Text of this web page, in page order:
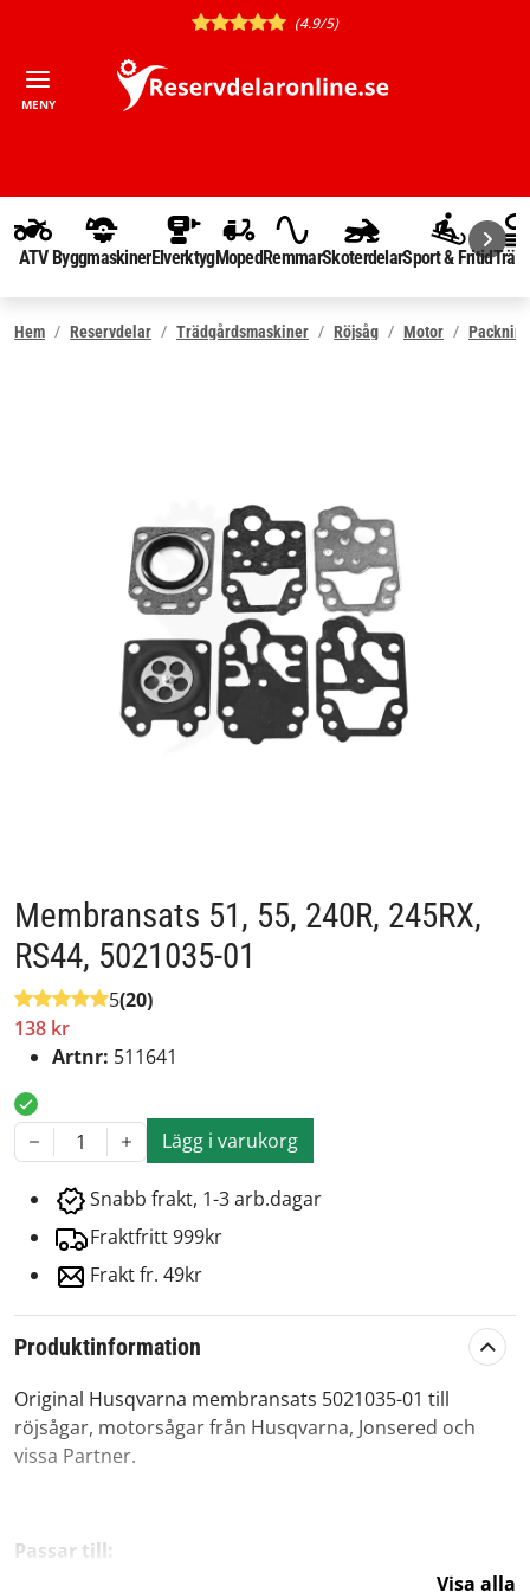
(4.9/5)
MENY
ATV ByggmaskinerElverktygMopedRemmarSkoterdelarSport & Fritid
Hem Reservdelar Trädgårdsmaskiner Röjsåg Motor
Membransats 51, 55, 240R, 245RX,
RS44, 5021035-01
5(20)
138 kr
Artnr: 511641
1 Lägg i varukorg
Snabb frakt, 1-3 arb.dagar
Fraktfritt 999kr
Frakt fr. 49kr
Produktinformation
Original Husqvarna membransats 5021035-01 till
röjsågar, motorsågar från Husqvarna, Jonsered och
vissa Partner.
Passar till:
Visa alla